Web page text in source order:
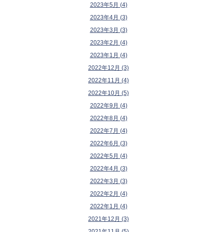
2023年5月 (4)
2023年4月 (3)
2023年3月 (3)
2023年2月 (4)
2023年1月 (4)
2022年12月 (3)
2022年11月 (4)
2022年10月 (5)
2022年9月 (4)
2022年8月 (4)
2022年7月 (4)
2022年6月 (3)
2022年5月 (4)
2022年4月 (3)
2022年3月 (3)
2022年2月 (4)
2022年1月 (4)
2021年12月 (3)